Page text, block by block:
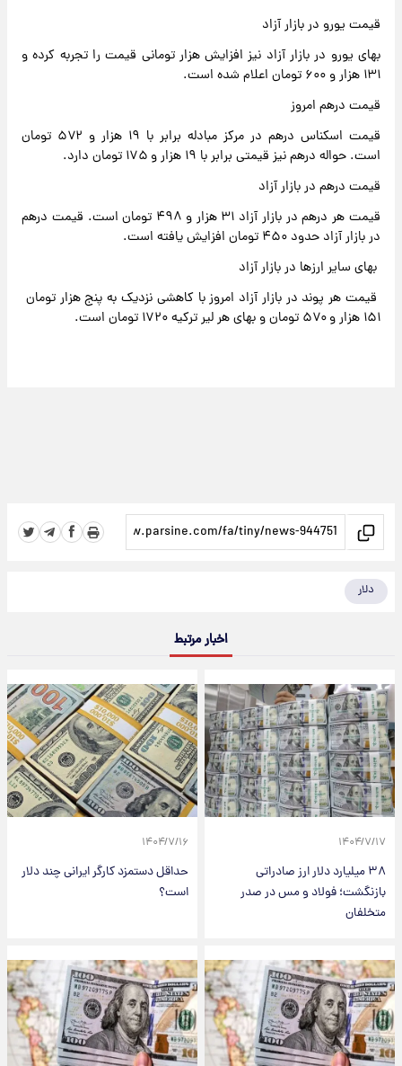
قیمت یورو در بازار آزاد
بهای یورو در بازار آزاد نیز افزایش هزار تومانی قیمت را تجربه کرده و
۱۳۱ هزار و ۶۰۰ تومان اعلام شده است.
قیمت درهم امروز
قیمت اسکناس درهم در مرکز مبادله برابر با ۱۹ هزار و ۵۷۲ تومان
است. حواله درهم نیز قیمتی برابر با ۱۹ هزار و ۱۷۵ تومان دارد.
قیمت درهم در بازار آزاد
قیمت هر درهم در بازار آزاد ۳۱ هزار و ۴۹۸ تومان است. قیمت درهم
در بازار آزاد حدود ۴۵۰ تومان افزایش یافته است.
بهای سایر ارزها در بازار آزاد
قیمت هر پوند در بازار آزاد امروز با کاهشی نزدیک به پنج هزار تومان
۱۵۱ هزار و ۵۷۰ تومان و بهای هر لیر ترکیه ۱۷۲۰ تومان است.
دلار
اخبار مرتبط
۱۴۰۴/۷/۱۷
۳۸ میلیارد دلار ارز صادراتی
بازنگشت؛ فولاد و مس در صدر
متخلفان
۱۴۰۴/۷/۱۶
حداقل دستمزد کارگر ایرانی چند دلار
است؟